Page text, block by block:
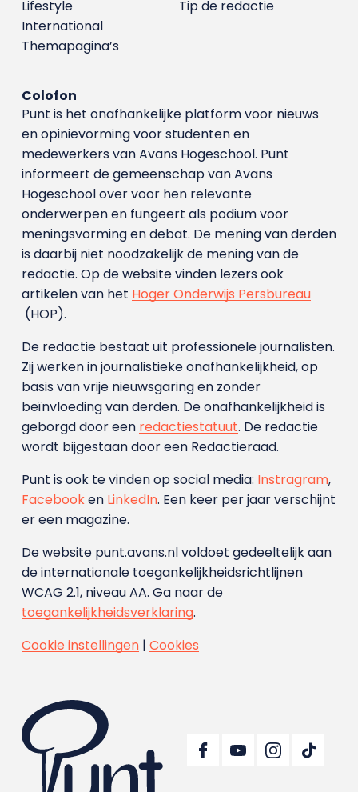
Tip de redactie
Lifestyle
International
Themapagina’s
Colofon
Punt is het onafhankelijke platform voor nieuws
en opinievorming voor studenten en
medewerkers van Avans Hoge­school. Punt
informeert de gemeenschap van Avans
Hogeschool over voor hen relevante
onderwerpen en fungeert als podium voor
meningsvorming en debat. De mening van derden
is daarbij niet noodzakelijk de mening van de
redactie. Op de website vinden lezers ook
artikelen van het Hoger Onderwijs Persbureau
(HOP).
De redactie bestaat uit professionele journalisten.
Zij werken in journalistieke onafhankelijkheid, op
basis van vrije nieuwsgaring en zonder
beïnvloeding van derden. De onafhankelijkheid is
geborgd door een redactiestatuut. De redactie
wordt bijgestaan door een Redactieraad.
Punt is ook te vinden op social media: Instragram,
Facebooken LinkedIn. Een keer per jaar verschijnt
er een magazine.
De website punt.avans.nl voldoet gedeeltelijk aan
de internationale toegankelijkheidsrichtlijnen
WCAG 2.1, niveau AA. Ga naar de
toegankelijkheidsverklaring.
Cookie instellingen| Cookies